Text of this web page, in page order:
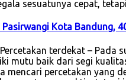
sesuatunya cepat,
Kota Bandung,
terdekat – Pada
mutu baik dari segi
mencari percetakan yang